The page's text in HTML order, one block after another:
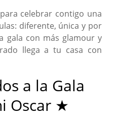
celebrar contigo una
diferente, única y por
gala con más glamour y
llega a tu casa con
a la Gala
Oscar ★